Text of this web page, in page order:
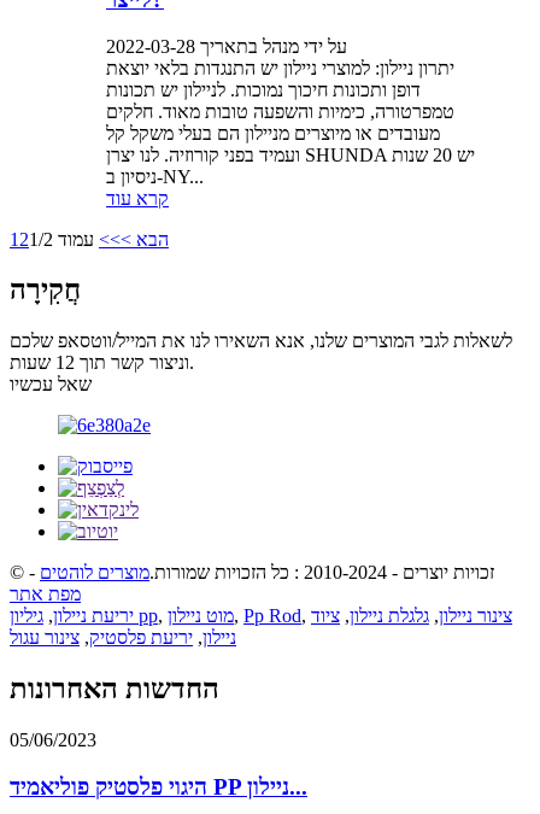
על ידי מנהל בתאריך 2022-03-28
יתרון ניילון: למוצרי ניילון יש התנגדות בלאי יוצאת
דופן ותכונות חיכוך נמוכות. לניילון יש תכונות
טמפרטורה, כימיות והשפעה טובות מאוד. חלקים
מעובדים או מיוצרים מניילון הם בעלי משקל קל
ועמיד בפני קורוזיה. לנו יצרן SHUNDA יש 20 שנות
ניסיון ב-NY...
קרא עוד
1 2 הבא >>> עמוד 1/2
חֲקִירָה
לשאלות לגבי המוצרים שלנו, אנא השאירו לנו את המייל/ווטסאפ שלכם
וניצור קשר תוך 12 שעות.
שאל עכשיו
© זכויות יוצרים - 2010-2024 : כל הזכויות שמורות. מוצרים לוהטים -
מפת אתר
יריעת ניילון, גיליון pp, מוט ניילון, Pp Rod, צינור ניילון, גלגלת ניילון, ציוד
ניילון, יריעת פלסטיק, צינור עגול
החדשות האחרונות
05/06/2023
היגוי פלסטיק פוליאמיד PP ניילון...